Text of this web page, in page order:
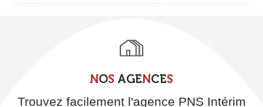
NOS AGENCES
Trouvez facilement l'agence PNS Intérim